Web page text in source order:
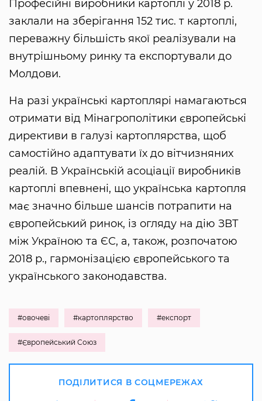
Професійні виробники картоплі у 2018 р.
заклали на зберігання 152 тис. т картоплі,
переважну більшість якої реалізували на
внутрішньому ринку та експортували до
Молдови.
На разі українські картоплярі намагаються
отримати від Мінагрополітики європейські
директиви в галузі картоплярства, щоб
самостійно адаптувати їх до вітчизняних
реалій. В Українській асоціації виробників
картоплі впевнені, що українська картопля
має значно більше шансів потрапити на
європейський ринок, із огляду на дію ЗВТ
між Україною та ЄС, а, також, розпочатою
2018 р., гармонізацією європейського та
українського законодавства.
#овочеві #картоплярство #експорт
#Європейський Союз
ПОДІЛИТИСЯ В СОЦМЕРЕЖАХ